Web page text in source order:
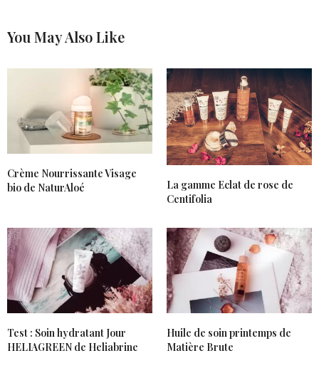
You May Also Like
Crème Nourrissante Visage
bio de NaturAloé
La gamme Eclat de rose de
Centifolia
Test : Soin hydratant Jour
HELIAGREEN de Heliabrine
Huile de soin printemps de
Matière Brute